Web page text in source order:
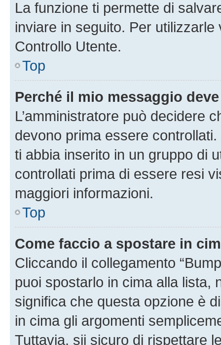
La funzione ti permette di
inviare in seguito. Per utilizzarle
Controllo Utente.
Top
Perché il mio messaggio
L’amministratore può decidere
devono prima essere
ti abbia inserito in un gruppo di
controllati prima di essere resi
maggiori informazioni.
Top
Come faccio a spostare in
Cliccando il collegamento
puoi spostarlo in cima alla lista,
significa che questa opzione è
in cima gli argomenti
Tuttavia, sii sicuro di rispettare